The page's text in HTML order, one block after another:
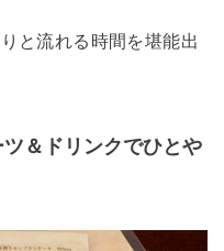
と流れる時間を堪能出
＆ドリンクでひとや